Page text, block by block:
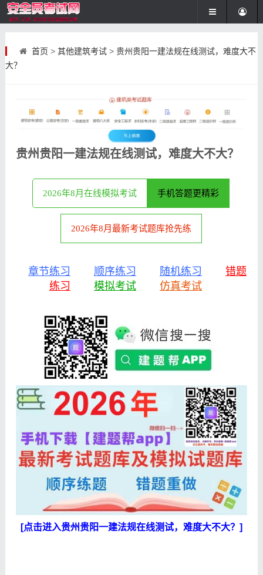
首页 > 其他建筑考试> 贵州贵阳一建法规在线测试，难度大不
大？
贵州贵阳一建法规在线测试，难度大不大？
2026年8月在线模拟考试 手机答题更精彩
2026年8月最新考试题库抢先练
章节练习 顺序练习 随机练习
错题
练习
模拟考试 仿真考试
[点击进入贵州贵阳一建法规在线测试，难度大不大？]